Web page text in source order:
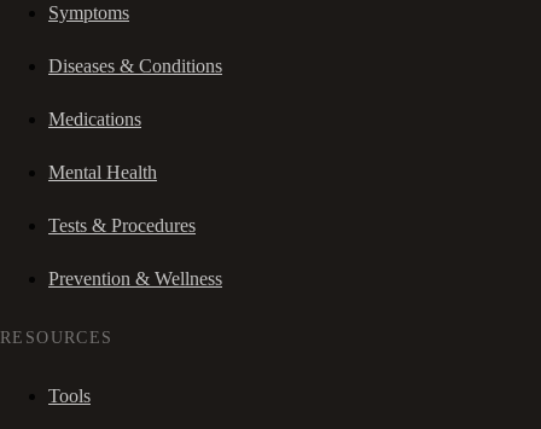
Symptoms
Diseases & Conditions
Medications
Mental Health
Tests & Procedures
Prevention & Wellness
RESOURCES
Tools